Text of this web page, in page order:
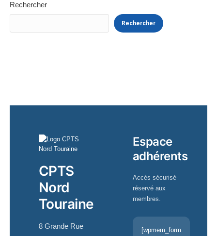
Rechercher
Rechercher
CPTS
Nord
Touraine
8 Grande Rue
Espace
adhérents
Accès sécurisé
réservé aux
membres.
[wpmem_form